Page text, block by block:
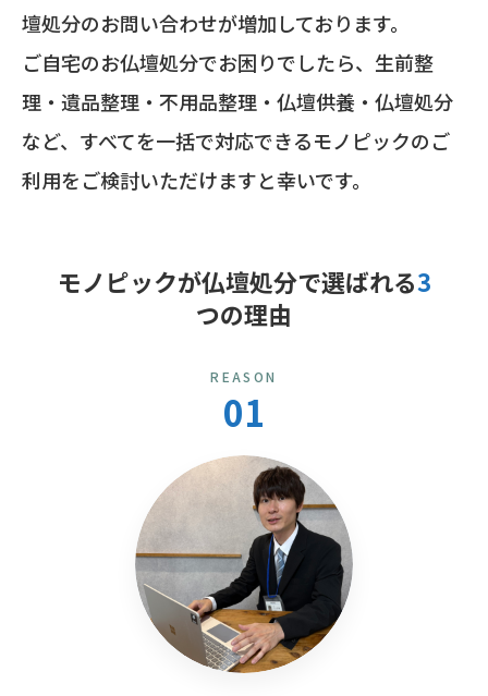
壇処分のお問い合わせが増加しております。
ご自宅のお仏壇処分でお困りでしたら、生前整
理・遺品整理・不用品整理・仏壇供養・仏壇処分
など、すべてを一括で対応できるモノピックのご
利用をご検討いただけますと幸いです。
モノピックが仏壇処分で選ばれる3
つの理由
REASON
01